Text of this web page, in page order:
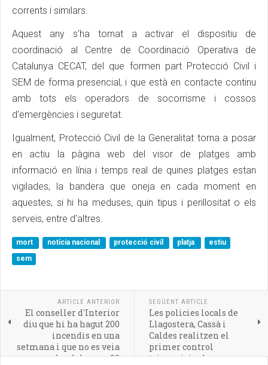
corrents i similars.
Aquest any s'ha tornat a activar el dispositiu de
coordinació al Centre de Coordinació Operativa de
Catalunya CECAT, del que formen part Protecció Civil i
SEM de forma presencial, i que està en contacte continu
amb tots els operadors de socorrisme i cossos
d'emergències i seguretat.
Igualment, Protecció Civil de la Generalitat torna a posar
en actiu la pàgina web del visor de platges amb
informació en línia i temps real de quines platges estan
vigilades, la bandera que oneja en cada moment en
aquestes, si hi ha meduses, quin tipus i perillositat o els
serveis, entre d'altres.
mort notícia nacional protecció civil platja
estiu
sem
ARTICLE ANTERIOR
El conseller d'Interior
diu que hi ha hagut 200
incendis en una
setmana i que no es veia
des dels anys 90
SEGÜENT ARTICLE
Les policies locals de
Llagostera, Cassà i
Caldes realitzen el
primer control
trimunicipal